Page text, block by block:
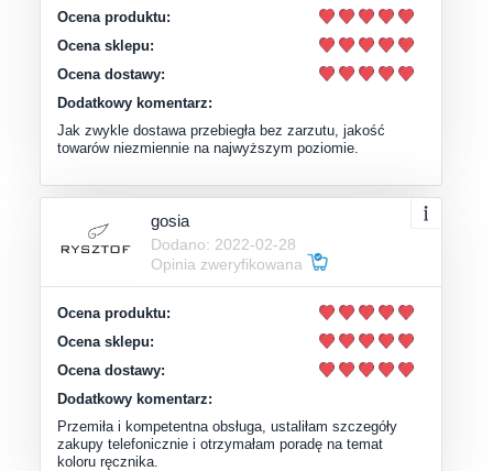
Ocena produktu:
Ocena sklepu:
Ocena dostawy:
Dodatkowy komentarz:
Jak zwykle dostawa przebiegła bez zarzutu, jakość
towarów niezmiennie na najwyższym poziomie.
gosia
Dodano: 2022-02-28
Opinia zweryfikowana
Ocena produktu:
Ocena sklepu:
Ocena dostawy:
Dodatkowy komentarz:
Przemiła i kompetentna obsługa, ustaliłam szczegóły
zakupy telefonicznie i otrzymałam poradę na temat
koloru ręcznika.